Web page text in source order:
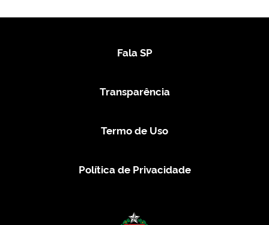
Fala SP
Transparência
Termo de Uso
Política de Privacidade